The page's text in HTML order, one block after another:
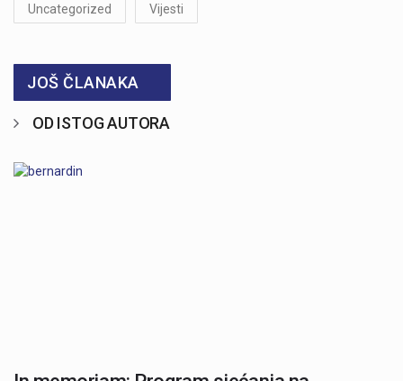
Uncategorized Vijesti
JOŠ ČLANAKA
OD ISTOG AUTORA